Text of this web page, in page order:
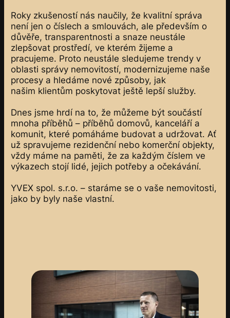
Roky zkušeností nás naučily, že kvalitní správa
není jen o číslech a smlouvách, ale především o
důvěře, transparentnosti a snaze neustále
zlepšovat prostředí, ve kterém žijeme a
pracujeme. Proto neustále sledujeme trendy v
oblasti správy nemovitostí, modernizujeme naše
procesy a hledáme nové způsoby, jak
našim klientům poskytovat ještě lepší služby.
Dnes jsme hrdí na to, že můžeme být součástí
mnoha příběhů – příběhů domovů, kanceláří a
komunit, které pomáháme budovat a udržovat. Ať
už spravujeme rezidenční nebo komerční objekty,
vždy máme na paměti, že za každým číslem ve
výkazech stojí lidé, jejich potřeby a očekávání.
YVEX spol. s.r.o. – staráme se o vaše nemovitosti,
jako by byly naše vlastní.